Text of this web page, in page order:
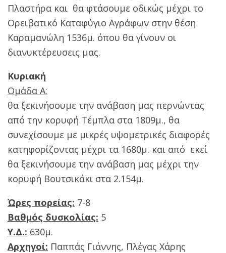
Πλαστήρα και θα φτάσουμε οδικώς μέχρι το
Ορειβατικό Καταφύγιο Αγράφων στην θέση
Καραμανώλη 1536μ. όπου θα γίνουν οι
διανυκτέρευσεις μας.
Κυριακή
Ομάδα Α:
θα ξεκινήσουμε την ανάβαση μας περνώντας
από την κορυφή Τέμπλα στα 1809μ., θα
συνεχίσουμε με μικρές υψομετρικές διαφορές
κατηφορίζοντας μέχρι τα 1680μ. και από εκεί
θα ξεκινήσουμε την ανάβαση μας μέχρι την
κορυφή Βουτσικάκι στα 2.154μ.
Ώρες πορείας: 7-8
Βαθμός δυσκολίας: 5
Υ.Δ.: 630μ.
Αρχηγοί: Παππάς Γιάννης, Πλέγας Χάρης